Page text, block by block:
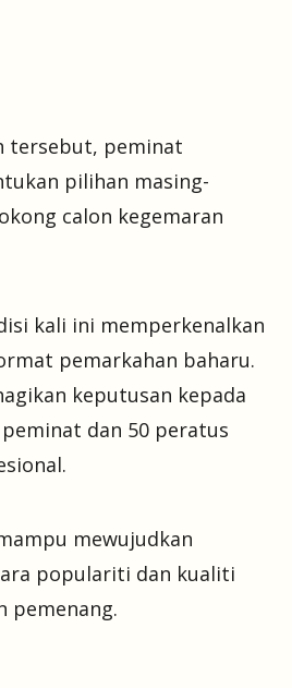
tersebut, peminat
pilihan masing-
calon kegemaran
kali ini memperkenalkan
pemarkahan baharu.
keputusan kepada
dan 50 peratus
mewujudkan
populariti dan kualiti
pemenang.